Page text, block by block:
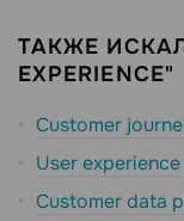
ТАКЖЕ
EXPERIENCE"
Customer
User experience
Customer data